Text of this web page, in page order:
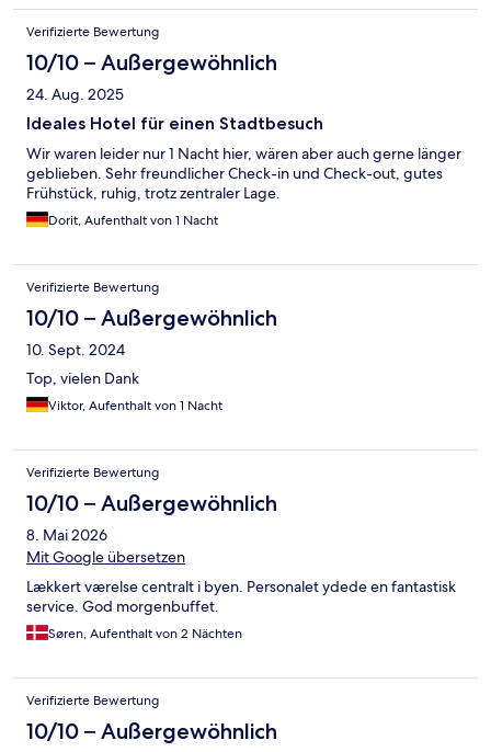
Verifizierte Bewertung
10/10 – Außergewöhnlich
24. Aug. 2025
Ideales Hotel für einen Stadtbesuch
Wir waren leider nur 1 Nacht hier, wären aber auch gerne länger
geblieben. Sehr freundlicher Check-in und Check-out, gutes
Frühstück, ruhig, trotz zentraler Lage.
Dorit, Aufenthalt von 1 Nacht
Verifizierte Bewertung
10/10 – Außergewöhnlich
10. Sept. 2024
Top, vielen Dank
Viktor, Aufenthalt von 1 Nacht
Verifizierte Bewertung
10/10 – Außergewöhnlich
8. Mai 2026
Mit Google übersetzen
Lækkert værelse centralt i byen. Personalet ydede en fantastisk
service. God morgenbuffet.
Søren, Aufenthalt von 2 Nächten
Verifizierte Bewertung
10/10 – Außergewöhnlich